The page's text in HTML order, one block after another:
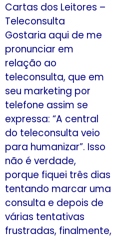
Cartas dos Leitores –
Teleconsulta
Gostaria aqui de me
pronunciar em
relação ao
teleconsulta, que em
seu marketing por
telefone assim se
expressa: “A central
do teleconsulta veio
para humanizar”. Isso
não é verdade,
porque fiquei três dias
tentando marcar uma
consulta e depois de
várias tentativas
frustradas, finalmente,